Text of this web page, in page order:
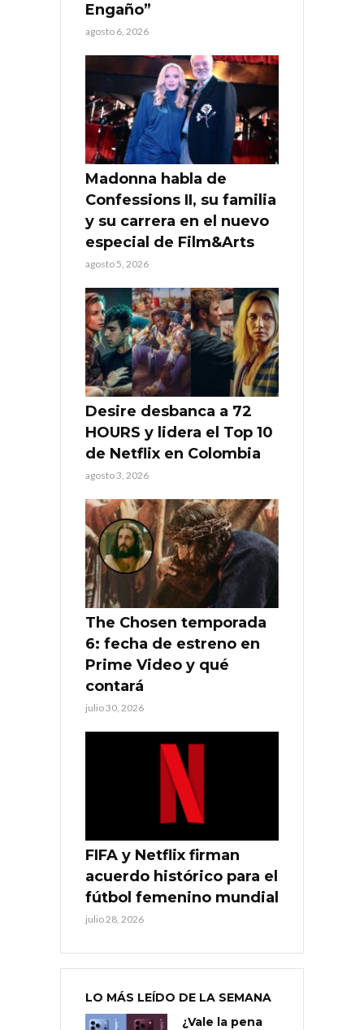
Engaño”
agosto 6, 2026
Madonna habla de
Confessions II, su familia
y su carrera en el nuevo
especial de Film&Arts
agosto 5, 2026
Desire desbanca a 72
HOURS y lidera el Top 10
de Netflix en Colombia
agosto 3, 2026
The Chosen temporada
6: fecha de estreno en
Prime Video y qué
contará
julio 30, 2026
FIFA y Netflix firman
acuerdo histórico para el
fútbol femenino mundial
julio 28, 2026
LO MÁS LEÍDO DE LA SEMANA
¿Vale la pena